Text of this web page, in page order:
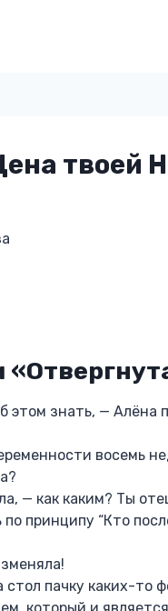
твоей
этом знать, — Алёна
восемь
— как каким? Ты
принципу “Кто
пачку каких-то